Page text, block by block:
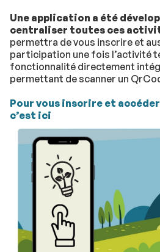
Une application a été
centraliser toutes ces
permettra de vous inscrire et
participation une fois l’activité
fonctionnalité directement
permettant de scanner un
Pour vous inscrire et
c’est ici